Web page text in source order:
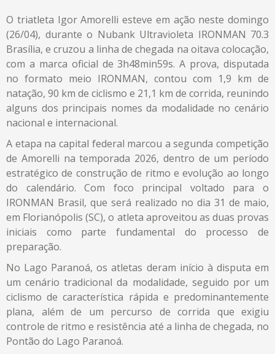
O triatleta Igor Amorelli esteve em ação neste domingo
(26/04), durante o Nubank Ultravioleta IRONMAN 70.3
Brasília, e cruzou a linha de chegada na oitava colocação,
com a marca oficial de 3h48min59s. A prova, disputada
no formato meio IRONMAN, contou com 1,9 km de
natação, 90 km de ciclismo e 21,1 km de corrida, reunindo
alguns dos principais nomes da modalidade no cenário
nacional e internacional.
A etapa na capital federal marcou a segunda competição
de Amorelli na temporada 2026, dentro de um período
estratégico de construção de ritmo e evolução ao longo
do calendário. Com foco principal voltado para o
IRONMAN Brasil, que será realizado no dia 31 de maio,
em Florianópolis (SC), o atleta aproveitou as duas provas
iniciais como parte fundamental do processo de
preparação.
No Lago Paranoá, os atletas deram início à disputa em
um cenário tradicional da modalidade, seguido por um
ciclismo de característica rápida e predominantemente
plana, além de um percurso de corrida que exigiu
controle de ritmo e resistência até a linha de chegada, no
Pontão do Lago Paranoá.